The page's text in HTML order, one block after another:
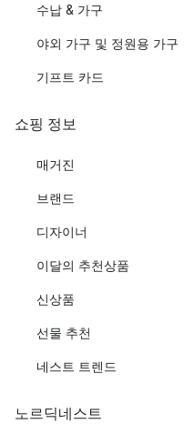
수납 & 가구
야외 가구 및 정원용 가구
기프트 카드
쇼핑 정보
매거진
브랜드
디자이너
이달의 추천상품
신상품
선물 추천
네스트 트렌드
노르딕네스트